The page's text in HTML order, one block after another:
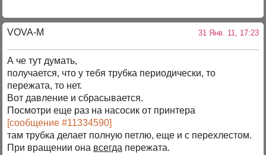
VOVA-M 31 Янв. 11, 17:23
А че тут думать,
получается, что у тебя трубка периодически, то
пережата, то нет.
Вот давление и сбрасывается.
Посмотри еще раз на насосик от принтера
[сообщение #11334590]
там трубка делает полную петлю, еще и с перехлестом.
При вращении она всегда пережата.